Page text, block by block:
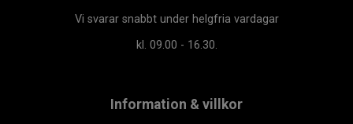
Vi svarar snabbt under helgfria vardagar
kl. 09.00 - 16.30.
Information & villkor